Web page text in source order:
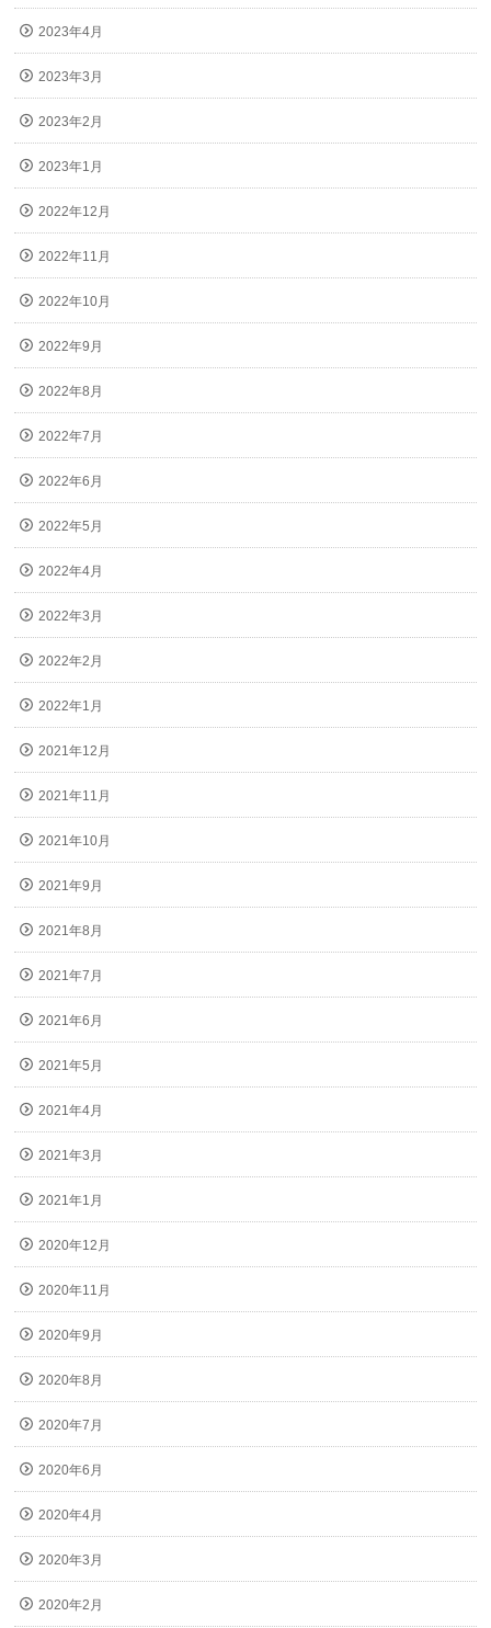
2023年4月
2023年3月
2023年2月
2023年1月
2022年12月
2022年11月
2022年10月
2022年9月
2022年8月
2022年7月
2022年6月
2022年5月
2022年4月
2022年3月
2022年2月
2022年1月
2021年12月
2021年11月
2021年10月
2021年9月
2021年8月
2021年7月
2021年6月
2021年5月
2021年4月
2021年3月
2021年1月
2020年12月
2020年11月
2020年9月
2020年8月
2020年7月
2020年6月
2020年4月
2020年3月
2020年2月